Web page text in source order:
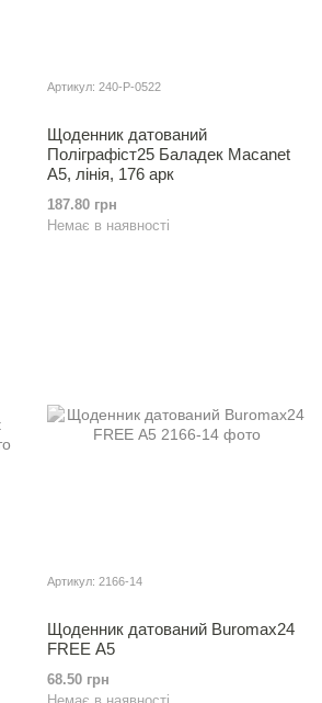
Артикул: 240-Р-0522
Щоденник датований
Полiграфiст25 Баладек Macanet
А5, лінія, 176 арк
187.80 грн
Немає в наявності
Артикул: 2166-14
Щоденник датований Buromax24
FREE А5
68.50 грн